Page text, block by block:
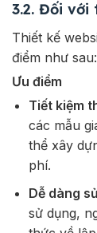
3.2. Đối với
Thiết kế
điểm như sau:
Ưu điểm
Tiết kiệm
các mẫu
thể xây
phí.
Dễ dàng
sử dụng,